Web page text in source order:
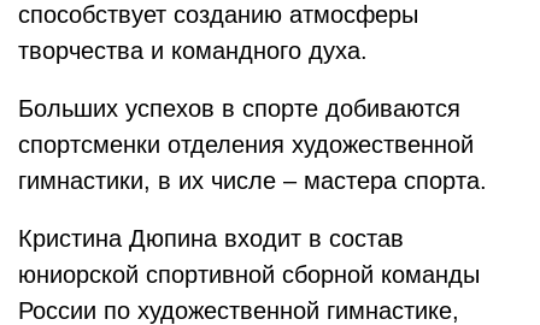
способствует созданию атмосферы
творчества и командного духа.
Больших успехов в спорте добиваются
спортсменки отделения художественной
гимнастики, в их числе – мастера спорта.
Кристина Дюпина входит в состав
юниорской спортивной сборной команды
России по художественной гимнастике,